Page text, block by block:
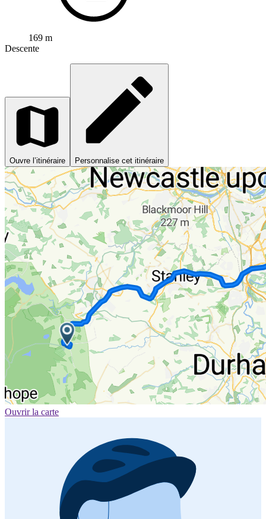
169 m
Descente
Ouvre l’itinéraire Personnalise cet itinéraire
Ouvrir la carte